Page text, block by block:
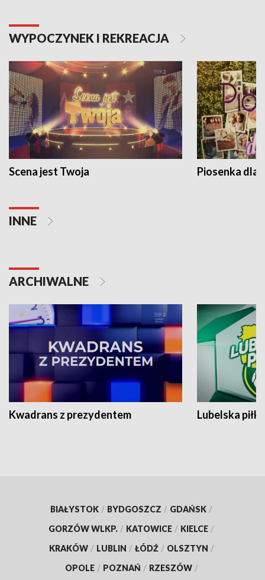
WYPOCZYNEK I REKREACJA
Scena jest Twoja Piosenka dla
INNE
ARCHIWALNE
Kwadrans z prezydentem Lubelska piłka
BIAŁYSTOK / BYDGOSZCZ / GDAŃSK /
GORZÓW WLKP. / KATOWICE / KIELCE /
KRAKÓW / LUBLIN / ŁÓDŹ / OLSZTYN /
OPOLE / POZNAŃ / RZESZÓW /